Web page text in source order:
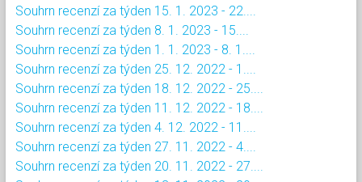
Souhrn recenzí za týden 15. 1. 2023 - 22....
Souhrn recenzí za týden 8. 1. 2023 - 15....
Souhrn recenzí za týden 1. 1. 2023 - 8. 1....
Souhrn recenzí za týden 25. 12. 2022 - 1....
Souhrn recenzí za týden 18. 12. 2022 - 25....
Souhrn recenzí za týden 11. 12. 2022 - 18....
Souhrn recenzí za týden 4. 12. 2022 - 11....
Souhrn recenzí za týden 27. 11. 2022 - 4....
Souhrn recenzí za týden 20. 11. 2022 - 27....